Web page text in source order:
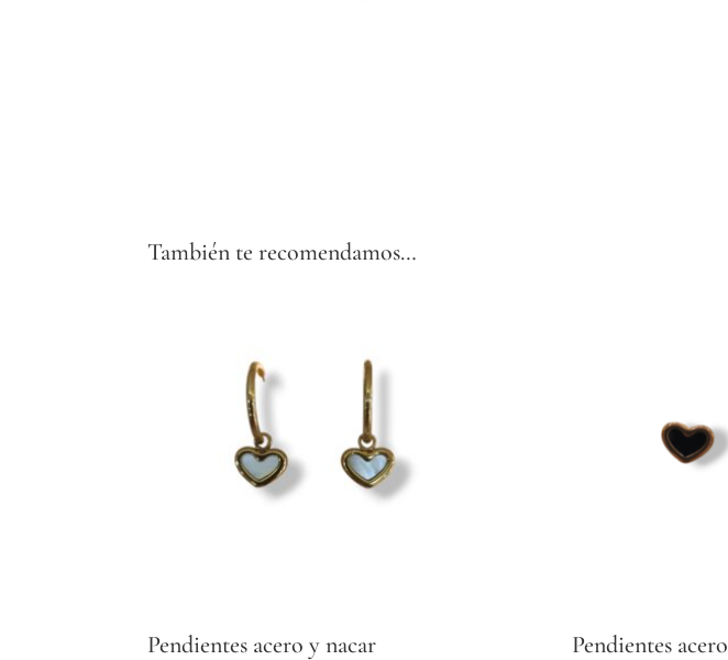
También te recomendamos…
Pendientes acero y nacar Pendientes acero